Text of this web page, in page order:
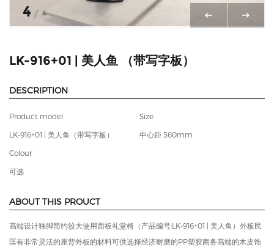
4 / 4
LK-916+01 | 美人鱼 （带写字板）
DESCRIPTION
Product model
LK-916+01 | 美人鱼（带写字板）
Size
中心距 560mm
Colour
可选
ABOUT THIS PROUCT
高端设计独脚简约较大使用面板礼堂椅（产品编号:LK-916+01 | 美人鱼）外板民
匡有非常灵活的座背外板的材料可供选择经济耐磨的PP塑胶商务高端的木皮饰